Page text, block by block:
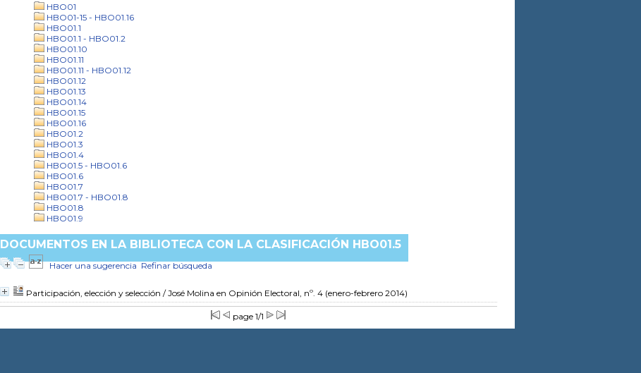
HBO01
HBO01-15 - HBO01.16
HBO01.1
HBO01.1 - HBO01.2
HBO01.10
HBO01.11
HBO01.11 - HBO01.12
HBO01.12
HBO01.13
HBO01.14
HBO01.15
HBO01.16
HBO01.2
HBO01.3
HBO01.4
HBO01.5 - HBO01.6
HBO01.6
HBO01.7
HBO01.7 - HBO01.8
HBO01.8
HBO01.9
DOCUMENTOS EN LA BIBLIOTECA CON LA CLASIFICACIÓN HBO01.5
Hacer una sugerencia Refinar búsqueda
Participación, elección y selección / José Molina en Opinión Electoral, nº. 4 (enero-febrero 2014)
page 1/1